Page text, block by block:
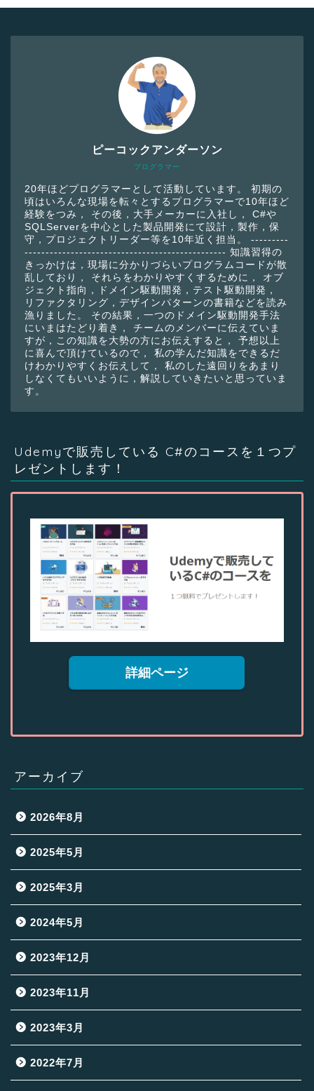
プログラマー
ピーコックアンダーソン
20年ほどプログラマーとして活動しています。 初期の
頃はいろんな現場を転々とするプログラマーで10年ほど
経験をつみ， その後，大手メーカーに入社し， C#や
SQLServerを中心とした製品開発にて設計，製作，保
守，プロジェクトリーダー等を10年近く担当。 ---------
------------------------------------------------ 知識習得の
きっかけは，現場に分かりづらいプログラムコードが散
乱しており， それらをわかりやすくするために， オブ
ジェクト指向，ドメイン駆動開発，テスト駆動開発，
リファクタリング，デザインパターンの書籍などを読み
漁りました。 その結果，一つのドメイン駆動開発手法
にいまはたどり着き， チームのメンバーに伝えていま
すが，この知識を大勢の方にお伝えすると， 予想以上
に喜んで頂けているので， 私の学んだ知識をできるだ
けわかりやすくお伝えして， 私のした遠回りをあまり
しなくてもいいように，解説していきたいと思っていま
す。
Udemyで販売している C#のコースを１つプ
レゼントします！
詳細ページ
アーカイブ
2026年8月
2025年5月
2025年3月
2024年5月
2023年12月
2023年11月
2023年3月
2022年7月